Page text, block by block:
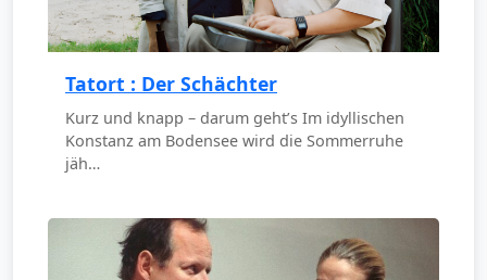
Tatort : Der Schächter
Kurz und knapp – darum geht’s Im idyllischen
Konstanz am Bodensee wird die Sommerruhe
jäh…